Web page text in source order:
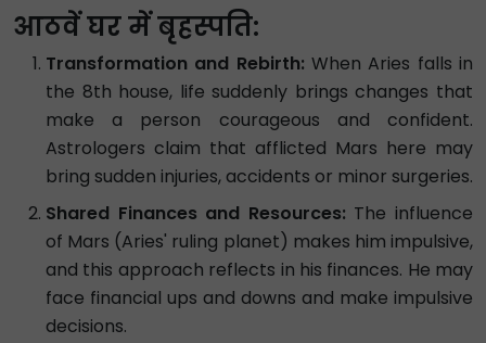
आठवें घर में बृहस्पति:
Transformation and Rebirth: When Aries falls in
the 8th house, life suddenly brings changes that
make a person courageous and confident.
Astrologers claim that afflicted Mars here may
bring sudden injuries, accidents or minor surgeries.
Shared Finances and Resources: The influence
of Mars (Aries' ruling planet) makes him impulsive,
and this approach reflects in his finances. He may
face financial ups and downs and make impulsive
decisions.